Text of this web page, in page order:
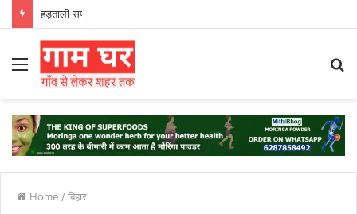
हड़ताली सफाईकर्मियों ने नगर निगम का घेराव किया’
Menu
Home / बिहार